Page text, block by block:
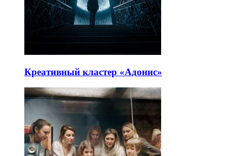
Креативный кластер «Адонис»